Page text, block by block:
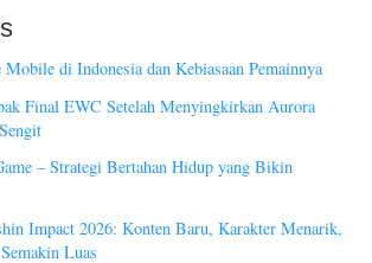
Mobile di Indonesia dan Kebiasaan Pemainnya
Final EWC Setelah Menyingkirkan Aurora
– Strategi Bertahan Hidup yang Bikin
Impact 2026: Konten Baru, Karakter Menarik,
Luas